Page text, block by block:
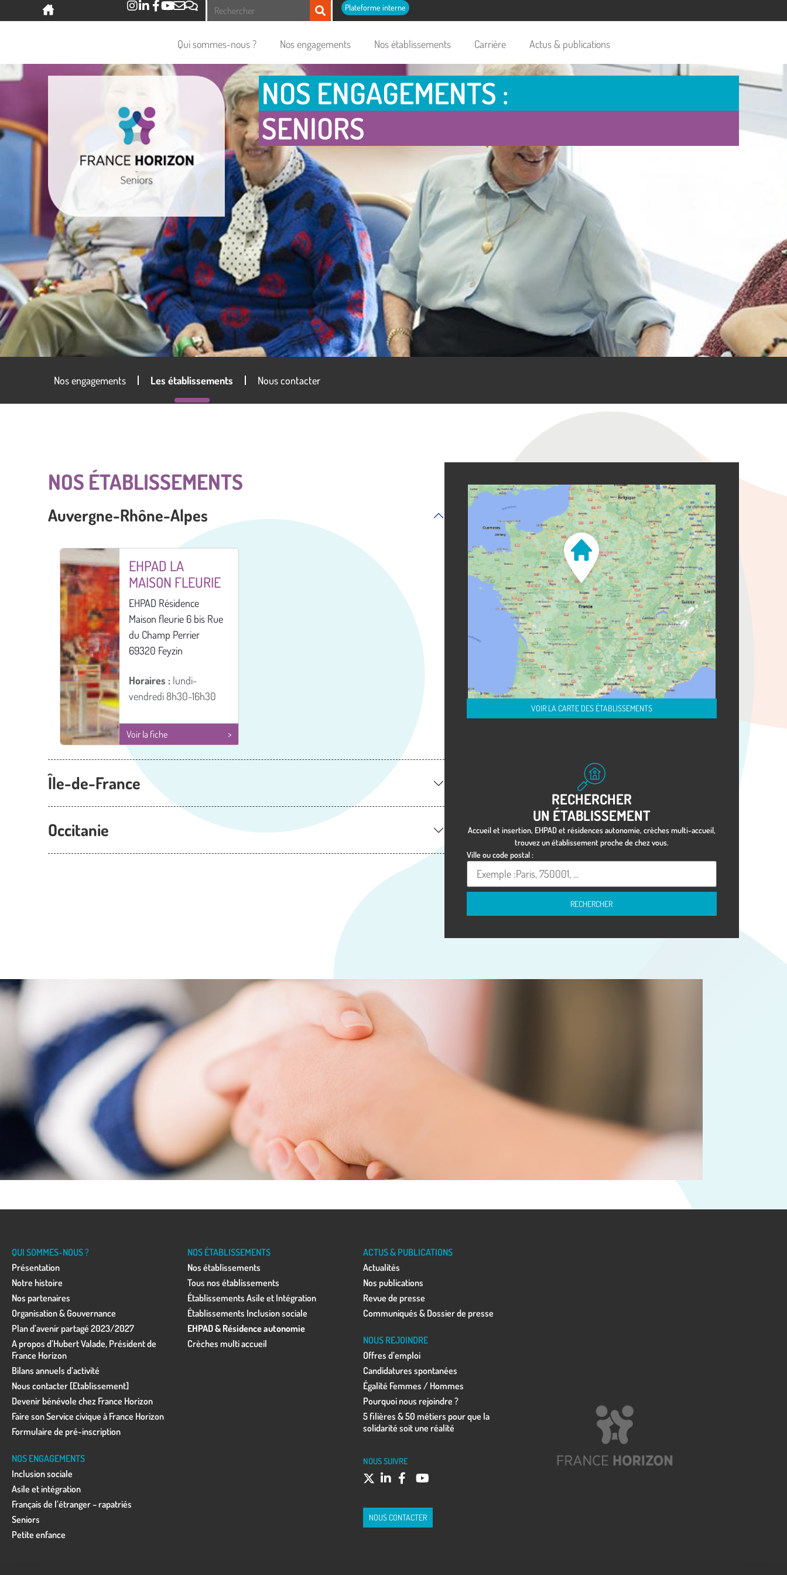
Plateforme interne
Qui sommes-nous ? Nos engagements Nos établissements Carrière Actus & publications
NOS ENGAGEMENTS :
SENIORS
Nos engagements Les établissements Nous contacter
NOS ÉTABLISSEMENTS
Auvergne-Rhône-Alpes
EHPAD LA
MAISON FLEURIE
EHPAD Résidence
Maison fleurie 6 bis Rue
du Champ Perrier
69320 Feyzin
Horaires : lundi-
vendredi 8h30-16h30
Voir la fiche
Île-de-France
Occitanie
VOIR LA CARTE DES ÉTABLISSEMENTS
RECHERCHER
UN ÉTABLISSEMENT
Accueil et insertion, EHPAD et résidences autonomie, crèches multi-accueil,
trouvez un établissement proche de chez vous.
Ville ou code postal :
RECHERCHER
QUI SOMMES-NOUS ?
Présentation
Notre histoire
Nos partenaires
Organisation & Gouvernance
Plan d’avenir partagé 2023/2027
A propos d’Hubert Valade, Président de
France Horizon
Bilans annuels d’activité
Nous contacter [Etablissement]
Devenir bénévole chez France Horizon
Faire son Service civique à France Horizon
Formulaire de pré-inscription
NOS ENGAGEMENTS
Inclusion sociale
Asile et intégration
Français de l’étranger – rapatriés
Seniors
Petite enfance
NOS ÉTABLISSEMENTS
Nos établissements
Tous nos établissements
Établissements Asile et Intégration
Établissements Inclusion sociale
EHPAD & Résidence autonomie
Crèches multi accueil
ACTUS & PUBLICATIONS
Actualités
Nos publications
Revue de presse
Communiqués & Dossier de presse
NOUS REJOINDRE
Offres d’emploi
Candidatures spontanées
Égalité Femmes / Hommes
Pourquoi nous rejoindre ?
5 filières & 50 métiers pour que la
solidarité soit une réalité
NOUS SUIVRE
NOUS CONTACTER
Panneau de gestion des cookies